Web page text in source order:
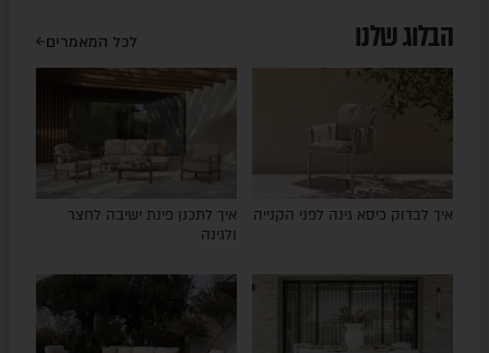
הבלוג שלנו לכל המאמרים
איך לבדוק כיסא גינה לפני הקנייה
איך לתכנן פינת ישיבה לחצר
ולגינה